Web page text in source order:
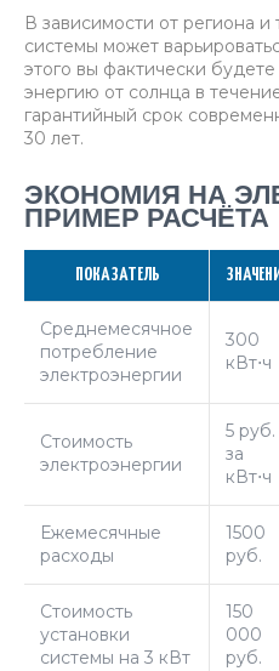
В зависимости от региона
системы может
этого вы фактически
энергию от солнца в
гарантийный срок
30 лет.
ЭКОНОМИЯ НА
ПРИМЕР РАСЧЁТА
ПОКАЗАТЕЛЬ
Среднемесячное
потребление
электроэнергии
300
кВт⋅ч
Стоимость
электроэнергии
5 руб.
за
кВт⋅ч
Ежемесячные
расходы
1500
руб.
Стоимость
установки
системы на 3 кВт
150
000
руб.